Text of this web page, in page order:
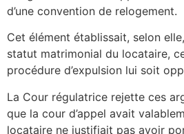
d’une convention de relogement.
Cet élément établissait, selon
statut matrimonial du locataire,
procédure d’expulsion lui soit
La Cour régulatrice rejette ces
que la cour d’appel avait
locataire ne justifiait pas avoir